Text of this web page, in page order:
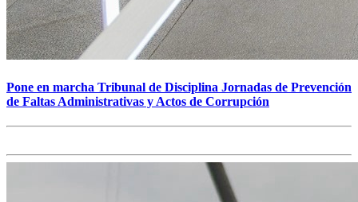
Pone en marcha Tribunal de Disciplina Jornadas de Prevención
de Faltas Administrativas y Actos de Corrupción